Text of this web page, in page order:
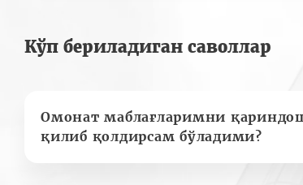
Кўп бериладиган саволлар
Омонат маблағларимни
қилиб қолдирсам бўладими?